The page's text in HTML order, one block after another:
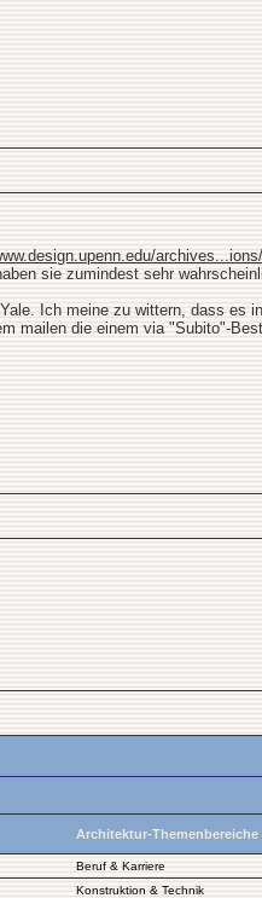
sie zumindest sehr
Ich meine zu wittern, dass
mailen die einem via "Subito"-
Architektur-Themenbereiche
Beruf & Karriere
Konstruktion & Technik